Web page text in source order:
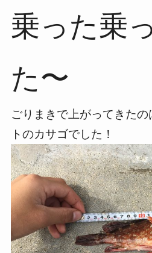
乗った乗
た〜
ごりまきで上がってきたの
トのカサゴでした！